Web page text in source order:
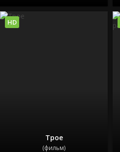
Трое
(фильм)
HD